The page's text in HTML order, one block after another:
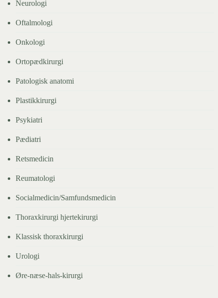
Neurologi
Oftalmologi
Onkologi
Ortopædkirurgi
Patologisk anatomi
Plastikkirurgi
Psykiatri
Pædiatri
Retsmedicin
Reumatologi
Socialmedicin/Samfundsmedicin
Thoraxkirurgi hjertekirurgi
Klassisk thoraxkirurgi
Urologi
Øre-næse-hals-kirurgi